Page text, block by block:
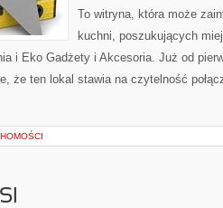
To witryna, która może
kuchni, poszukujących
i Eko Gadżety i Akcesoria. Już od
że ten lokal stawia na czytelność